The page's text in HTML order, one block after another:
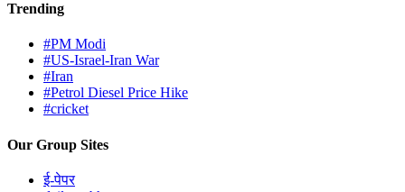
Trending
#PM Modi
#US-Israel-Iran War
#Iran
#Petrol Diesel Price Hike
#cricket
Our Group Sites
ई-पेपर